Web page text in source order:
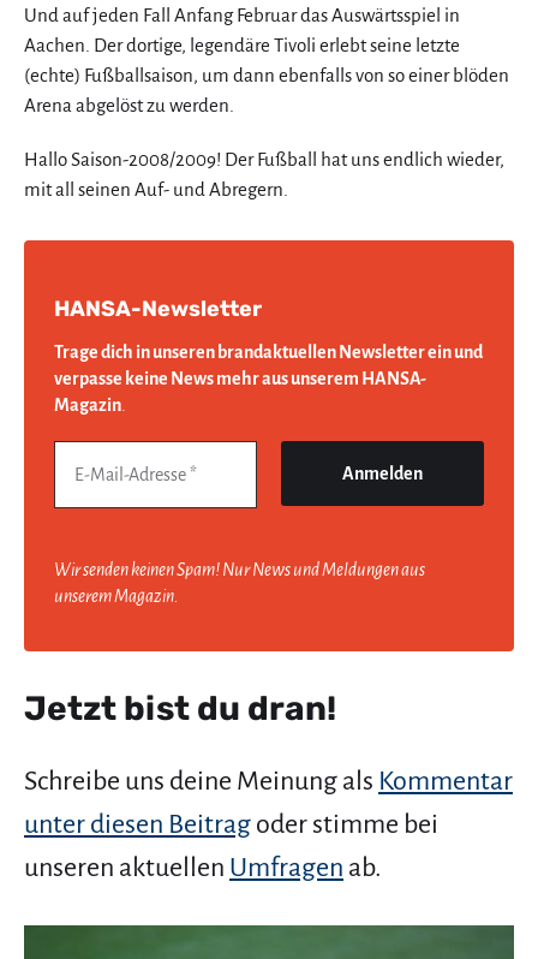
Und auf jeden Fall Anfang Februar das Auswärtsspiel in
Aachen. Der dortige, legendäre Tivoli erlebt seine letzte
(echte) Fußballsaison, um dann ebenfalls von so einer blöden
Arena abgelöst zu werden.
Hallo Saison-2008/2009! Der Fußball hat uns endlich wieder,
mit all seinen Auf- und Abregern.
HANSA-Newsletter
Trage dich in unseren brandaktuellen Newsletter ein und
verpasse keine News mehr aus unserem HANSA-
Magazin.
Wir senden keinen Spam! Nur News und Meldungen aus
unserem Magazin.
Jetzt bist du dran!
Schreibe uns deine Meinung als Kommentar
unter diesen Beitrag oder stimme bei
unseren aktuellen Umfragen ab.